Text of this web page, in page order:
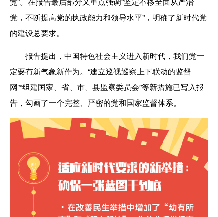
党，不断提高党的执政能力和领导水平”，明确了新时代党
的建设总要求。
报告提出，中国特色社会主义进入新时代，我们党一
定要有新气象新作为。“建立巡视巡察上下联动的监督
网”“组建国家、省、市、县监察委员会”等新措施已写入报
告，勾画了一个完整、严密的党和国家监督体系。